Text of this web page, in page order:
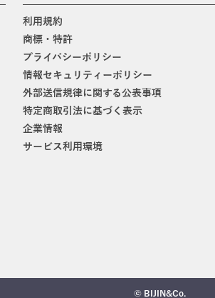
利用規約
商標・特許
プライバシーポリシー
情報セキュリティーポリシー
外部送信規律に関する公表事項
特定商取引法に基づく表示
企業情報
サービス利用環境
© BIJIN&Co.